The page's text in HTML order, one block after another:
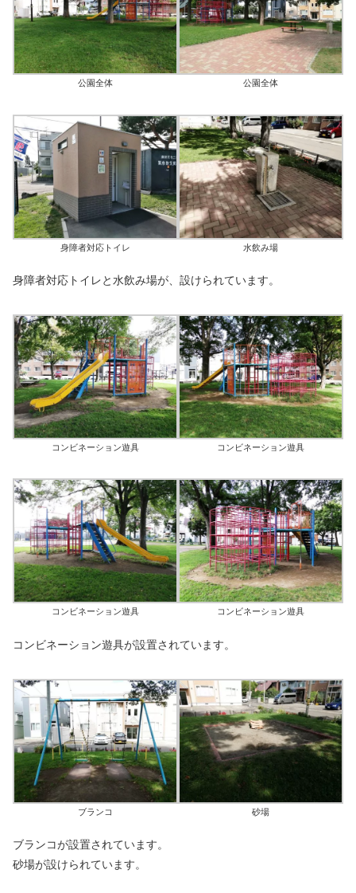
公園全体 公園全体
身障者対応トイレ 水飲み場
身障者対応トイレと水飲み場が、設けられています。
コンビネーション遊具 コンビネーション遊具
コンビネーション遊具 コンビネーション遊具
コンビネーション遊具が設置されています。
ブランコ 砂場
ブランコが設置されています。
砂場が設けられています。